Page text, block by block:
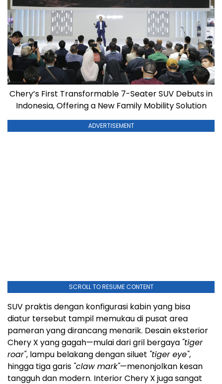
Chery’s First Transformable 7-Seater SUV Debuts in
Indonesia, Offering a New Family Mobility Solution
ADVERTISEMENT
SCROLL TO RESUME CONTENT
SUV praktis dengan konfigurasi kabin yang bisa
diatur tersebut tampil memukau di pusat area
pameran yang dirancang menarik. Desain eksterior
Chery X yang gagah—mulai dari gril bergaya "tiger
roar", lampu belakang dengan siluet "tiger eye",
hingga tiga garis "claw mark"—menonjolkan kesan
tangguh dan modern. Interior Chery X juga sangat